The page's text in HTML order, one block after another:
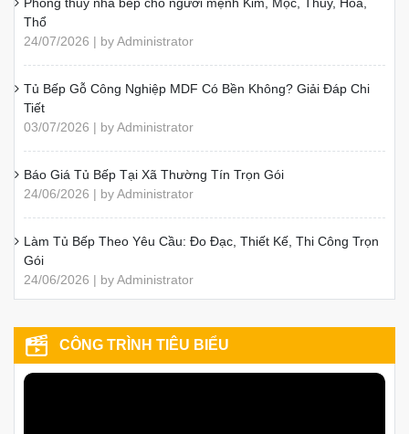
Phong thủy nhà bếp cho người mệnh Kim, Mộc, Thủy, Hỏa,
Thổ
24/07/2026 | by Administrator
Tủ Bếp Gỗ Công Nghiệp MDF Có Bền Không? Giải Đáp Chi
Tiết
03/07/2026 | by Administrator
Báo Giá Tủ Bếp Tại Xã Thường Tín Trọn Gói
24/06/2026 | by Administrator
Làm Tủ Bếp Theo Yêu Cầu: Đo Đạc, Thiết Kế, Thi Công Trọn
Gói
24/06/2026 | by Administrator
CÔNG TRÌNH TIÊU BIỂU